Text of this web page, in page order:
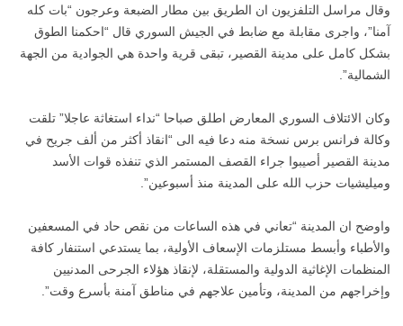
وقال مراسل التلفزيون ان الطريق بين مطار الضبعة وعرجون “بات كله
آمنا”، واجرى مقابلة مع ضابط في الجيش السوري قال “احكمنا الطوق
بشكل كامل على مدينة القصير، تبقى قرية واحدة هي الجوادية من الجهة
الشمالية”.
وكان الائتلاف السوري المعارض اطلق صباحا “نداء استغاثة عاجلا” تلقت
وكالة فرانس برس نسخة منه دعا فيه الى “انقاذ أكثر من ألف جريح في
مدينة القصير أصيبوا جراء القصف المستمر الذي تنفذه قوات الأسد
وميليشيات حزب الله على المدينة منذ أسبوعين”.
واوضح ان المدينة “تعاني في هذه الساعات من نقص حاد في المسعفين
والأطباء وأبسط مستلزمات الإسعاف الأولية، بما يستدعي استنفار كافة
المنظمات الإغاثية الدولية والمستقلة، لإنقاذ هؤلاء الجرحى المدنيين
وإخراجهم من المدينة، وتأمين علاجهم في مناطق آمنة بأسرع وقت”.